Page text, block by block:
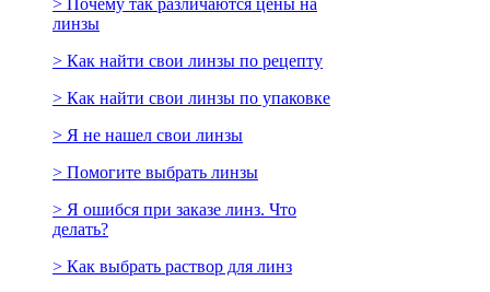
линзы
> Как найти свои линзы по рецепту
> Как найти свои линзы по упаковке
> Я не нашел свои линзы
> Помогите выбрать линзы
> Я ошибся при заказе линз. Что
делать?
> Как выбрать раствор для линз